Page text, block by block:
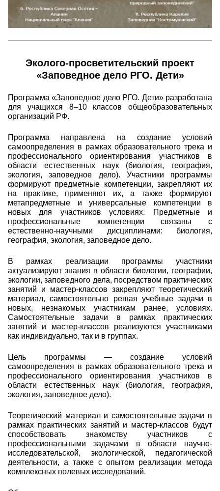
Эколого-просветительский проект
«Заповедное дело РГО. Дети»
Программа «Заповедное дело РГО. Дети» разработана
для учащихся 8–10 классов общеобразовательных
организаций РФ.
Программа направлена на создание условий
самоопределения в рамках образовательного трека и
профессионального ориентирования участников в
области естественных наук (биология, география,
экология, заповедное дело). Участники программы
формируют предметные компетенции, закрепляют их
на практике, применяют их, а также формируют
метапредметные и универсальные компетенции в
новых для участников условиях. Предметные и
профессиональные компетенции связаны с
естественно-научными дисциплинами: биология,
география, экология, заповедное дело.
В рамках реализации программы участники
актуализируют знания в области биологии, географии,
экологии, заповедного дела, посредством практических
занятий и мастер-классов закрепляют теоретический
материал, самостоятельно решая учебные задачи в
новых, незнакомых участникам ранее, условиях.
Самостоятельные задачи в рамках практических
занятий и мастер-классов реализуются участниками
как индивидуально, так и в группах.
Цель программы — создание условий
самоопределения в рамках образовательного трека и
профессионального ориентирования участников в
области естественных наук (биология, география,
экология, заповедное дело).
Теоретический материал и самостоятельные задачи в
рамках практических занятий и мастер-классов будут
способствовать знакомству участников с
профессиональными задачами в области научно-
исследовательской, экологической, педагогической
деятельности, а также с опытом реализации метода
комплексных полевых исследований.